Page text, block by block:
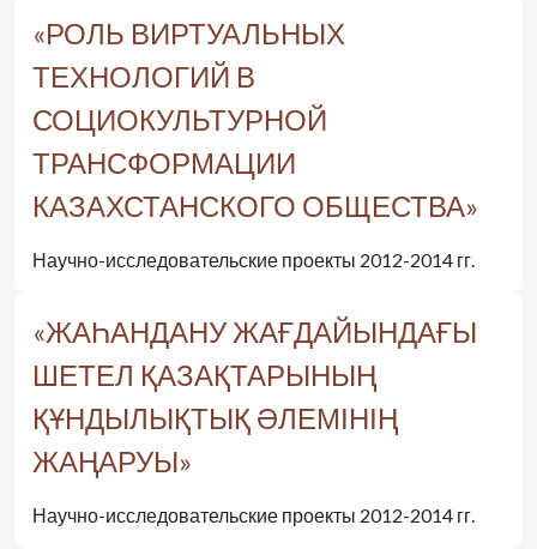
«РОЛЬ ВИРТУАЛЬНЫХ
ТЕХНОЛОГИЙ В
СОЦИОКУЛЬТУРНОЙ
ТРАНСФОРМАЦИИ
КАЗАХСТАНСКОГО ОБЩЕСТВА»
Научно-исследовательские проекты 2012-2014 гг.
«ЖАҺАНДАНУ ЖАҒДАЙЫНДАҒЫ
ШЕТЕЛ ҚАЗАҚТАРЫНЫҢ
ҚҰНДЫЛЫҚТЫҚ ӘЛЕМІНІҢ
ЖАҢАРУЫ»
Научно-исследовательские проекты 2012-2014 гг.